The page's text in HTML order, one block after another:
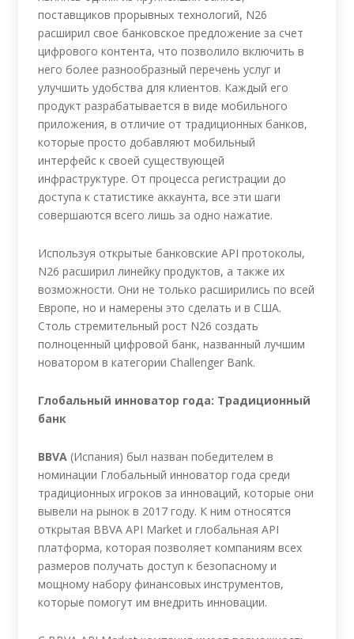
поставщиков прорывных технологий, N26
расширил свое банковское предложение за счет
цифрового контента, что позволило включить в
него более разнообразный перечень услуг и
улучшить удобства для клиентов. Каждый его
продукт разрабатывается в виде мобильного
приложения, в отличие от традиционных банков,
которые просто добавляют мобильный
интерфейс к своей существующей
инфраструктуре. От процесса регистрации до
доступа к статистике аккаунта, все эти шаги
совершаются всего лишь за одно нажатие.
Используя открытые банковские API протоколы,
N26 расширил линейку продуктов, а также их
возможности. Они не только расширились по всей
Европе, но и намерены это сделать и в США.
Столь стремительный рост N26 создать
полноценный цифровой банк, названный лучшим
новатором в категории Challenger Bank.
Глобальный инноватор года: Традиционный
банк
BBVA (Испания) был назван победителем в
номинации Глобальный инноватор года среди
традиционных игроков за инноваций, которые они
вывели на рынок в 2017 году. К ним относятся
открытая BBVA API Market и глобальная API
платформа, которая позволяет компаниям всех
размеров получать доступ к безопасному и
мощному набору финансовых инструментов,
которые помогут им внедрить инновации.